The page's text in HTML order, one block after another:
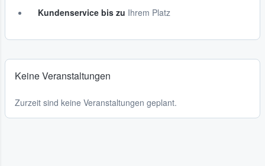
Kundenservice bis zu Ihrem Platz
Keine Veranstaltungen
Zurzeit sind keine Veranstaltungen geplant.